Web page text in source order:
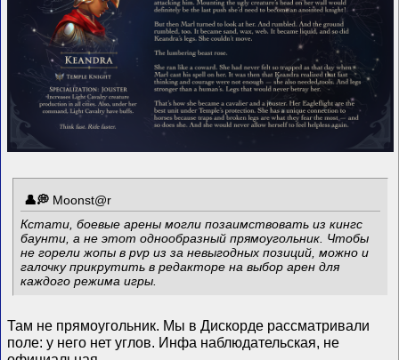
Mооnst@r
Кстати, боевые арены могли позаимствовать из кингс
баунти, а не этот однообразный прямоугольник. Чтобы
не горели жопы в pvp из за невыгодных позиций, можно и
галочку прикрутить в редакторе на выбор арен для
каждого режима игры.
Там не прямоугольник. Мы в Дискорде рассматривали
поле: у него нет углов. Инфа наблюдательская, не